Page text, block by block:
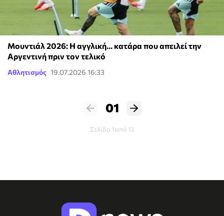
Μουντιάλ 2026: Η αγγλική... κατάρα που απειλεί την
Αργεντινή πριν τον τελικό
Αθλητισμός 19.07.2026 16:33
01
Σελίδα 1 από 13